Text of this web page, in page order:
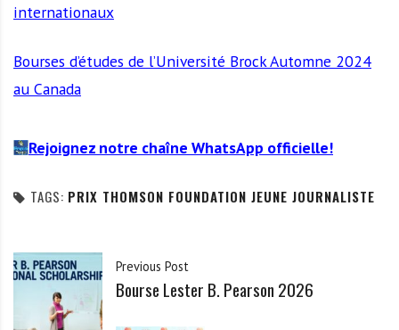
internationaux
Bourses d’études de l’Université Brock Automne 2024
au Canada
Rejoignez notre chaîne WhatsApp officielle!
TAGS: PRIX THOMSON FOUNDATION JEUNE JOURNALISTE
Previous Post
Bourse Lester B. Pearson 2026